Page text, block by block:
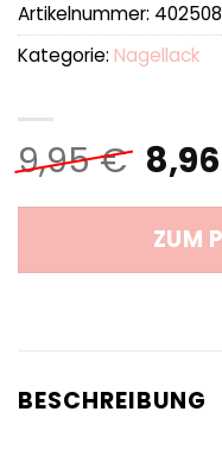
9,95€
Preis
war:
8,96
ZUM
Artikelnummer:
Kategorie: Nagellack
BESCHREIBUNG